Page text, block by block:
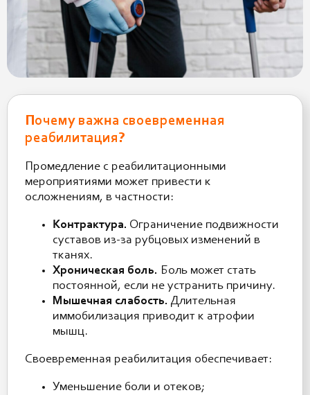
Почему важна своевременная
реабилитация?
Промедление с реабилитационными
мероприятиями может привести к
осложнениям, в частности:
Контрактура. Ограничение подвижности
суставов из-за рубцовых изменений в
тканях.
Хроническая боль. Боль может стать
постоянной, если не устранить причину.
Мышечная слабость. Длительная
иммобилизация приводит к атрофии
мышц.
Своевременная реабилитация обеспечивает:
Уменьшение боли и отеков;